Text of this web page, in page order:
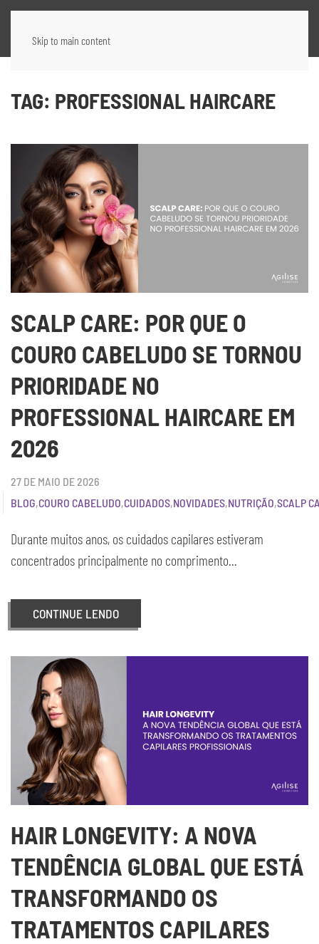
Skip to main content
TAG: PROFESSIONAL HAIRCARE
SCALP CARE: POR QUE O
COURO CABELUDO SE TORNOU
PRIORIDADE NO
PROFESSIONAL HAIRCARE EM
2026
27 DE MAIO DE 2026
BLOG,COURO CABELUDO,CUIDADOS,NOVIDADES,NUTRIÇÃO,SCALP
Durante muitos anos, os cuidados capilares estiveram
concentrados principalmente no comprimento...
CONTINUE LENDO
HAIR LONGEVITY: A NOVA
TENDÊNCIA GLOBAL QUE ESTÁ
TRANSFORMANDO OS
TRATAMENTOS CAPILARES